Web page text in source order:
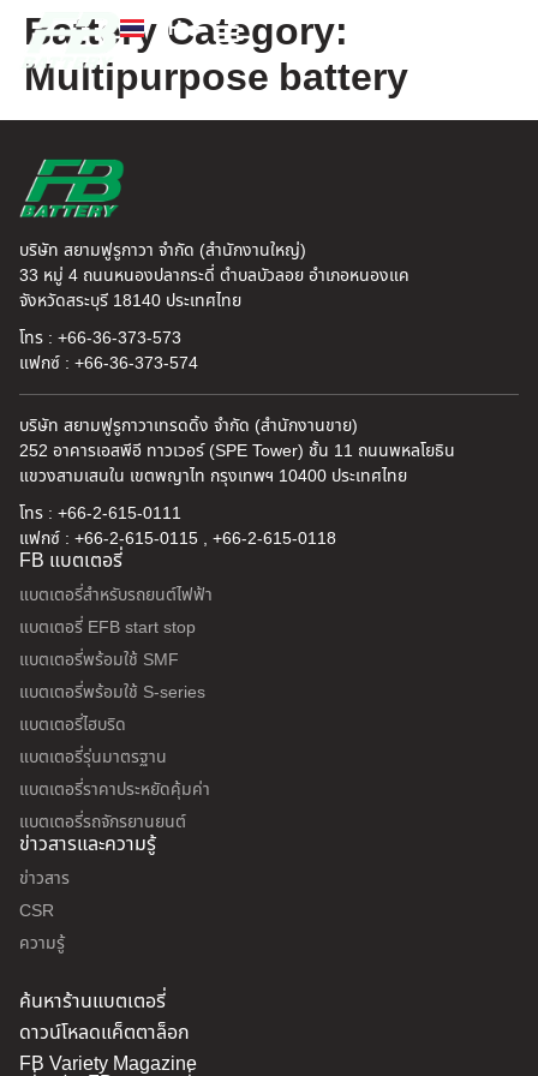
TH
EN
Battery Category:
Multipurpose battery
บริษัท สยามฟูรูกาวา จำกัด (สำนักงานใหญ่)
33 หมู่ 4 ถนนหนองปลากระดี่ ตำบลบัวลอย อำเภอหนองแค
จังหวัดสระบุรี 18140 ประเทศไทย
โทร : +66-36-373-573
แฟกซ์ : +66-36-373-574
บริษัท สยามฟูรูกาวาเทรดดิ้ง จำกัด (สำนักงานขาย)
252 อาคารเอสพีอี ทาวเวอร์ (SPE Tower) ชั้น 11 ถนนพหลโยธิน
แขวงสามเสนใน เขตพญาไท กรุงเทพฯ 10400 ประเทศไทย
โทร : +66-2-615-0111
แฟกซ์ : +66-2-615-0115 , +66-2-615-0118
FB แบตเตอรี่
แบตเตอรี่สำหรับรถยนต์ไฟฟ้า
แบตเตอรี่ EFB start stop
แบตเตอรี่พร้อมใช้ SMF
แบตเตอรี่พร้อมใช้ S-series
แบตเตอรี่ไฮบริด
แบตเตอรี่รุ่นมาตรฐาน
แบตเตอรี่ราคาประหยัดคุ้มค่า
แบตเตอรี่รถจักรยานยนต์
ข่าวสารและความรู้
ข่าวสาร
CSR
ความรู้
ค้นหาร้านแบตเตอรี่
ดาวน์โหลดแค็ตตาล็อก
FB Variety Magazine